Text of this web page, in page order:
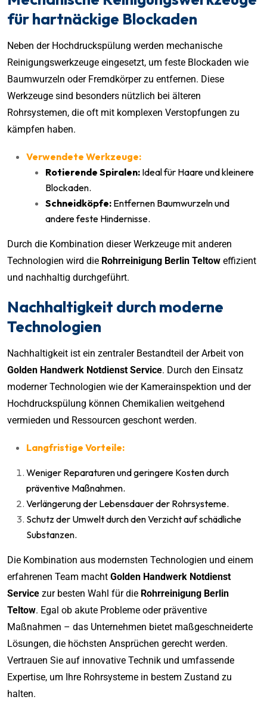
für hartnäckige Blockaden
Neben der Hochdruckspülung werden mechanische
Reinigungswerkzeuge eingesetzt, um feste Blockaden wie
Baumwurzeln oder Fremdkörper zu entfernen. Diese
Werkzeuge sind besonders nützlich bei älteren
Rohrsystemen, die oft mit komplexen Verstopfungen zu
kämpfen haben.
Verwendete Werkzeuge:
Rotierende Spiralen: Ideal für Haare und kleinere
Blockaden.
Schneidköpfe: Entfernen Baumwurzeln und
andere feste Hindernisse.
Durch die Kombination dieser Werkzeuge mit anderen
Technologien wird die Rohrreinigung Berlin Teltow effizient
und nachhaltig durchgeführt.
Nachhaltigkeit durch moderne
Technologien
Nachhaltigkeit ist ein zentraler Bestandteil der Arbeit von
Golden Handwerk Notdienst Service. Durch den Einsatz
moderner Technologien wie der Kamerainspektion und der
Hochdruckspülung können Chemikalien weitgehend
vermieden und Ressourcen geschont werden.
Langfristige Vorteile:
Weniger Reparaturen und geringere Kosten durch
präventive Maßnahmen.
Verlängerung der Lebensdauer der Rohrsysteme.
Schutz der Umwelt durch den Verzicht auf schädliche
Substanzen.
Die Kombination aus modernsten Technologien und einem
erfahrenen Team macht Golden Handwerk Notdienst
Service zur besten Wahl für die Rohrreinigung Berlin
Teltow. Egal ob akute Probleme oder präventive
Maßnahmen – das Unternehmen bietet maßgeschneiderte
Lösungen, die höchsten Ansprüchen gerecht werden.
Vertrauen Sie auf innovative Technik und umfassende
Expertise, um Ihre Rohrsysteme in bestem Zustand zu
halten.